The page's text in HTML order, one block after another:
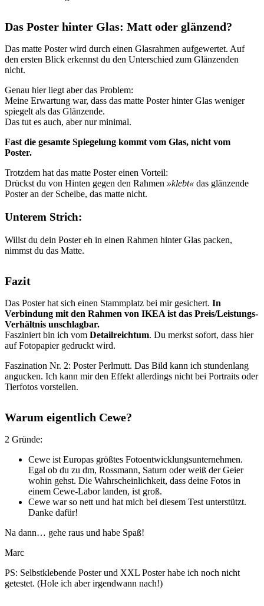
Das Poster hinter Glas: Matt oder glänzend?
Das matte Poster wird durch einen Glasrahmen aufgewertet. Auf
den ersten Blick erkennst du den Unterschied zum Glänzenden
nicht.
Genau hier liegt aber das Problem:
Meine Erwartung war, dass das matte Poster hinter Glas weniger
spiegelt als das Glänzende.
Das tut es auch, aber nur minimal.
Fast die gesamte Spiegelung kommt vom Glas, nicht vom
Poster.
Trotzdem hat das matte Poster einen Vorteil:
Drückst du von Hinten gegen den Rahmen »klebt« das glänzende
Poster an der Scheibe, das matte nicht.
Unterem Strich:
Willst du dein Poster eh in einen Rahmen hinter Glas packen,
nimmst du das Matte.
Fazit
Das Poster hat sich einen Stammplatz bei mir gesichert. In
Verbindung mit den Rahmen von IKEA ist das Preis/Leistungs-
Verhältnis unschlagbar.
Fasziniert bin ich vom Detailreichtum. Du merkst sofort, dass hier
auf Fotopapier gedruckt wird.
Faszination Nr. 2: Poster Perlmutt. Das Bild kann ich stundenlang
angucken. Ich kann mir den Effekt allerdings nicht bei Portraits oder
Tierfotos vorstellen.
Warum eigentlich Cewe?
2 Gründe:
Cewe ist Europas größtes Fotoentwicklungsunternehmen.
Egal ob du zu dm, Rossmann, Saturn oder weiß der Geier
wohin gehst. Die Wahrscheinlichkeit, dass deine Fotos in
einem Cewe-Labor landen, ist groß.
Cewe war so nett und hat mich bei diesem Test unterstützt.
Danke dafür!
Na dann… gehe raus und habe Spaß!
Marc
PS: Selbstklebende Poster und XXL Poster habe ich noch nicht
getestet. (Hole ich aber irgendwann nach!)